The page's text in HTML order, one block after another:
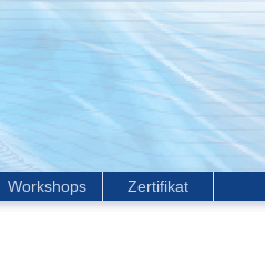
Workshops Zertifikat